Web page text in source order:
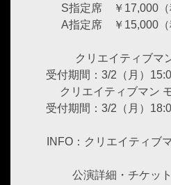
S指定席 ￥17,000（
A指定席 ￥15,000（
クリエイティブマ
受付期間：3/2（月）
クリエイティブマン
受付期間：3/2（月）
INFO：クリエイティブ
公演詳細・チケッ